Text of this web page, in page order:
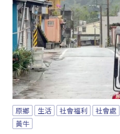
原鄉 生活 社會福利 社會處
黃牛